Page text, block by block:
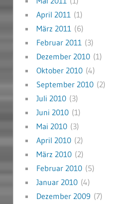
April 2011 (1)
März 2011 (6)
Februar 2011 (3)
Dezember 2010(1)
Oktober 2010(4)
September 2010(2)
Juli 2010(3)
Juni 2010(1)
Mai 2010(3)
April 2010(2)
März 2010(2)
Februar 2010(5)
Januar 2010(4)
Dezember 2009 (7)